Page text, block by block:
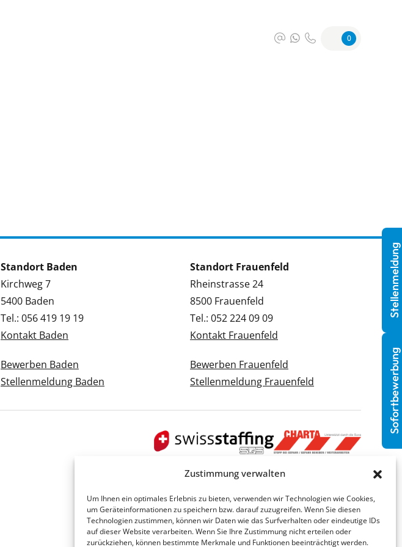
Zustimmung verwalten
Um Ihnen ein optimales Erlebnis zu bieten, verwenden wir Technologien wie Cookies,
um Geräteinformationen zu speichern bzw. darauf zuzugreifen. Wenn Sie diesen
Technologien zustimmen, können wir Daten wie das Surfverhalten oder eindeutige IDs
auf dieser Website verarbeiten. Wenn Sie Ihre Zustimmung nicht erteilen oder
zurückziehen, können bestimmte Merkmale und Funktionen beeinträchtigt werden.
0
Standort Baden
Kirchweg 7
5400 Baden
Tel.: 056 419 19 19
Kontakt Baden
Bewerben Baden
Stellenmeldung Baden
Standort Frauenfeld
Rheinstrasse 24
8500 Frauenfeld
Tel.: 052 224 09 09
Kontakt Frauenfeld
Bewerben Frauenfeld
Stellenmeldung Frauenfeld
Sofortbewerbung
Stellenmeldung